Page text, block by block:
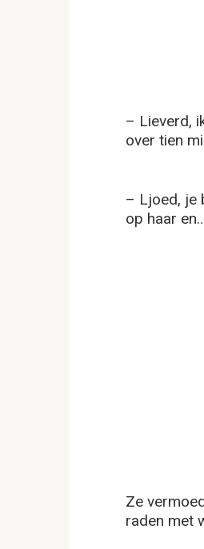
– Lieverd,
over tien
– Ljoed, je
op haar
Ze
raden met